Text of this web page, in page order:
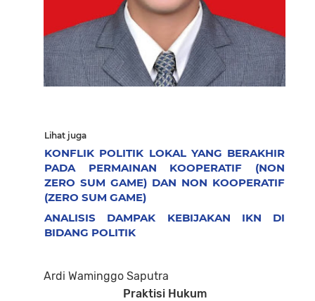
Lihat juga
KONFLIK POLITIK LOKAL YANG BERAKHIR
PADA PERMAINAN KOOPERATIF (NON
ZERO SUM GAME) DAN NON KOOPERATIF
(ZERO SUM GAME)
ANALISIS DAMPAK KEBIJAKAN IKN DI
BIDANG POLITIK
Ardi Waminggo Saputra
Praktisi Hukum